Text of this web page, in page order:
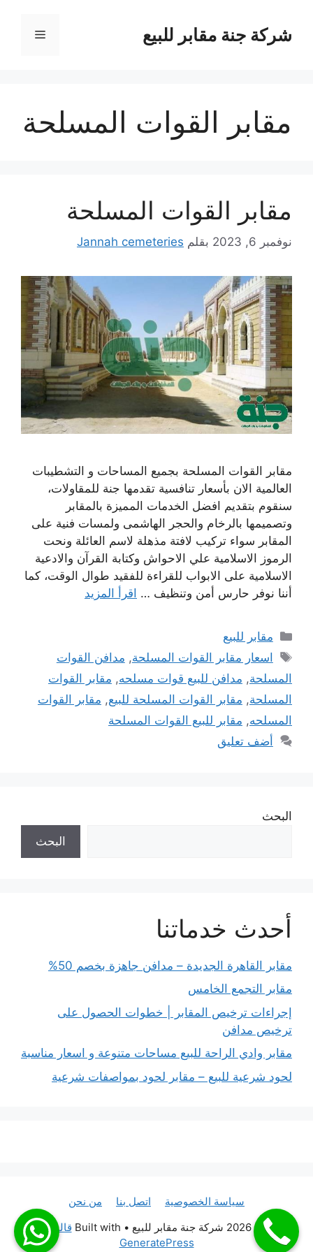
المحتوىشركة جنة مقابر للبيع القائمة
مقابر القوات المسلحة
مقابر القوات المسلحة
نوفمبر 6, 2023 بقلم Jannah cemeteries
مقابر القوات المسلحة بجميع المساحات و التشطيبات
العالمية الان بأسعار تنافسية تقدمها جنة للمقاولات،
سنقوم بتقديم افضل الخدمات المميزة بالمقابر
وتصميمها بالرخام والحجر الهاشمى ولمسات فنية على
المقابر سواء تركيب لافتة مذهلة لاسم العائلة ونحت
الرموز الاسلامية علي الاحواش وكتابة القرآن والادعية
الاسلامية على الابواب للقراءة للفقيد طوال الوقت، كما
أننا نوفر حارس أمن وتنظيف … اقرأ المزيد
التصنيفات
مقابر للبيع
الوسوم
اسعار مقابر القوات المسلحة, مدافن القوات
المسلحة, مدافن للبيع قوات مسلحه, مقابر القوات
المسلحة, مقابر القوات المسلحة للبيع, مقابر القوات
المسلحه, مقابر للبيع القوات المسلحة
أضف تعليق
البحث
البحث
أحدث خدماتنا
مقابر القاهرة الجديدة – مدافن جاهزة بخصم 50%
مقابر التجمع الخامس
إجراءات ترخيص المقابر | خطوات الحصول على
ترخيص مدافن
مقابر وادي الراحة للبيع مساحات متنوعة و اسعار مناسبة
لحود شرعية للبيع – مقابر لحود بمواصفات شرعية
سياسة الخصوصية اتصل بنا
من نحن
© 2026 شركة جنة مقابر للبيع
• Built with
قالب
GeneratePress